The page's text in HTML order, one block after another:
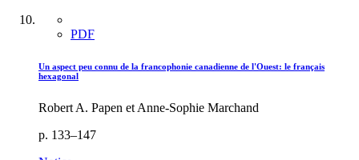
PDF
Un aspect peu connu de la francophonie canadienne de l'Ouest: le français
hexagonal
Robert A. Papen et Anne-Sophie Marchand
p. 133–147